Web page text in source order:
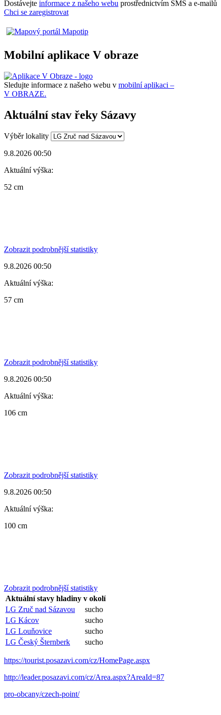
Dostávejte informace z našeho webu prostřednictvím SMS a e-mailů
Chci se zaregistrovat
Mobilní aplikace V obraze
Sledujte informace z našeho webu v mobilní aplikaci –
V OBRAZE.
Aktuální stav řeky Sázavy
Výběr lokality
9.8.2026 00:50
Aktuální výška:
52 cm
Zobrazit podrobnější statistiky
9.8.2026 00:50
Aktuální výška:
57 cm
Zobrazit podrobnější statistiky
9.8.2026 00:50
Aktuální výška:
106 cm
Zobrazit podrobnější statistiky
9.8.2026 00:50
Aktuální výška:
100 cm
Zobrazit podrobnější statistiky
Aktuální stavy hladiny v okolí
LG Zruč nad Sázavou
sucho
LG Kácov
sucho
LG Louňovice
sucho
LG Český Šternberk
sucho
https://tourist.posazavi.com/cz/HomePage.aspx
http://leader.posazavi.com/cz/Area.aspx?AreaId=87
pro-obcany/czech-point/